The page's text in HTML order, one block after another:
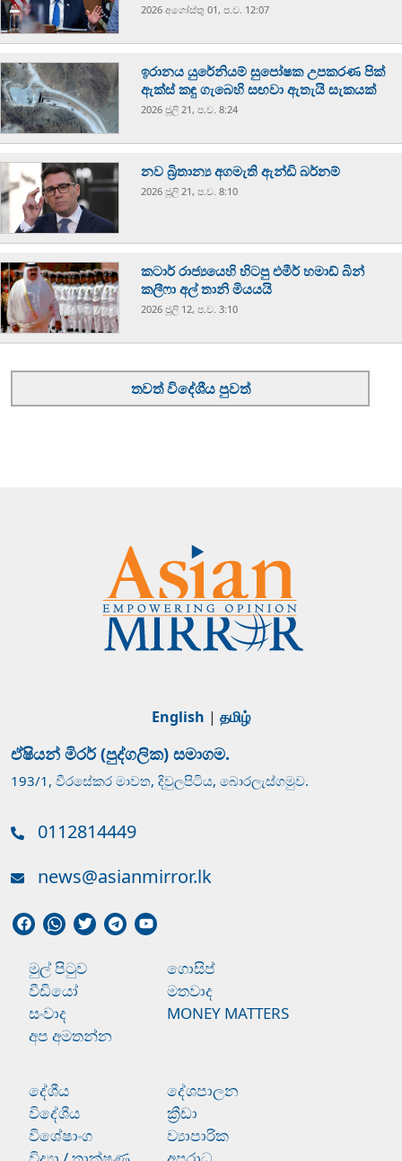
2026 අගෝස්‍තු 01, ප.ව. 12:07
ඉරානය යුරේනියම් සුපෝෂක උපකරණ පික්
ඇක්ස් කඳු ගැබෙහි සඟවා ඇතැයි සැකයක්
2026 ජූලි 21, ප.ව. 8:24
නව බ්‍රිතාන්‍ය අගමැති ඇන්ඩි බර්නම්
2026 ජූලි 21, ප.ව. 8:10
කටාර් රාජ්‍යයෙහි හිටපු එමීර් හමාඩ් බින්
කලීෆා අල් තානි මියයයි
2026 ජූලි 12, ප.ව. 3:10
තවත් විදේශීය පුවත්
English | தமிழ்
ඒෂියන් මිරර් (පුද්ගලික) සමාගම.
193/1, වීරසේකර මාවත, දිවුලපිටිය, බොරලැස්ගමුව.
0112814449
news@asianmirror.lk
මුල් පිටුව
ගොසිප්
වීඩියෝ
මතවාද
සංවාද
MONEY MATTERS
අප අමතන්න
දේශීය
දේශපාලන
විදේශීය
ක්‍රීඩා
විශේෂාංග
ව්‍යාපාරික